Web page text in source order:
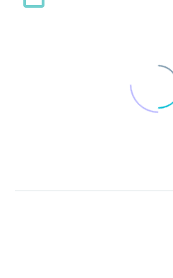
05 Mar 2016